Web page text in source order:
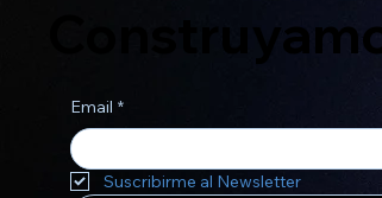
Email *
Suscribirme al Newsletter